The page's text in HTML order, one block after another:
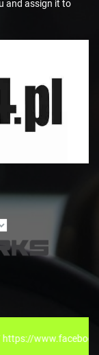
and assign it to